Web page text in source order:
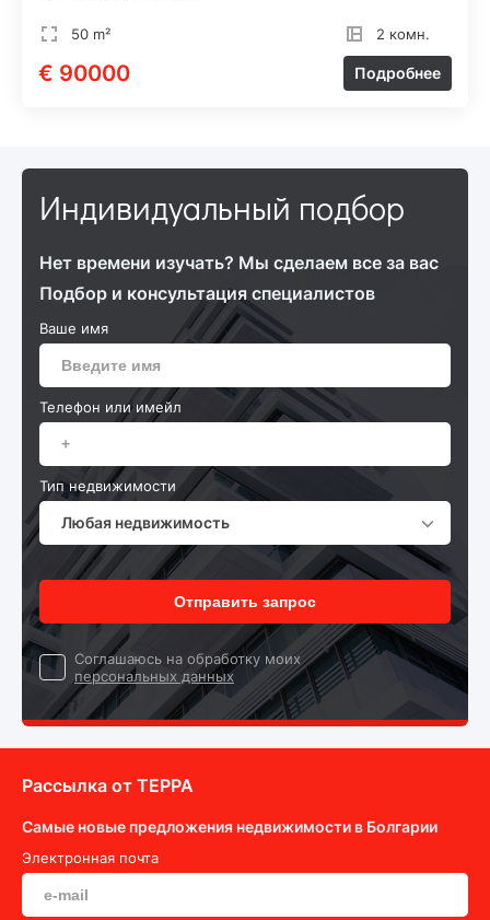
50 m² 2 комн.
€ 90000 Подробнее
Индивидуальный подбор
Нет времени изучать? Мы сделаем все за вас
Подбор и консультация специалистов
Ваше имя
Телефон или имейл
Тип недвижимости
Любая недвижимость
Отправить запрос
Cоглашаюсь на обработку моих
персональных данных
Рассылка от ТEPPA
Самые новые предложения недвижимости в Болгарии
Электронная почта